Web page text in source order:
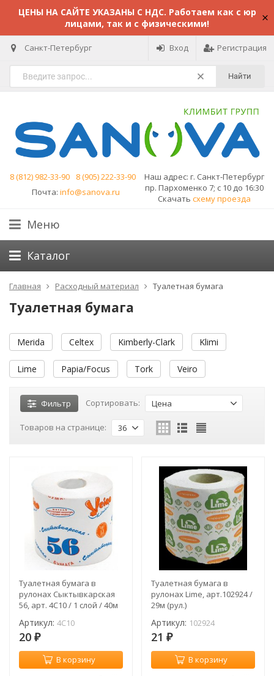
ЦЕНЫ НА САЙТЕ УКАЗАНЫ С НДС. Работаем как с юр
лицами, так и с физическими!
Санкт-Петербург Вход Регистрация
Найти
8 (812) 982-33-90
8 (905) 222-33-90
Почта: info@sanova.ru
Наш адрес: г. Санкт-Петербург
пр. Пархоменко 7; с 10 до 16:30
Скачать схему проезда
Меню
Каталог
Главная Расходный материал Туалетная бумага
Туалетная бумага
Merida Celtex Kimberly-Clark Klimi
Lime Papia/Focus Tork Veiro
Фильтр Сортировать: Цена
Товаров на странице: 36
Туалетная бумага в
рулонах Сыктывкарская
56, арт. 4С10 / 1 слой / 40м
Артикул: 4C10
20 ₽
В корзину
Туалетная бумага в
рулонах Lime, арт.102924 /
29м (рул.)
Артикул: 102924
21 ₽
В корзину